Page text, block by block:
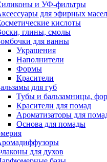
и УФ-фильтры
для эфирных масел
кислоты
глины, смолы
для ванны
Украшения
Наполнители
Формы
Красители
для губ
Тубы и бальзамницы,
Красители для помад
Ароматизаторы для
Основа для помады
для духов